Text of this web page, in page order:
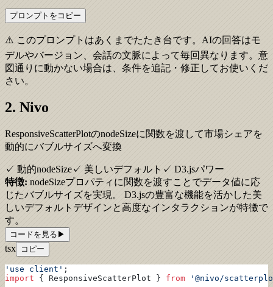
プロンプトをコピー
⚠️ このプロンプトはあくまでたたき台です。AIの回答はモ
デルやバージョン、会話の文脈によって毎回異なります。意
図通りに動かない場合は、条件を追記・修正してお使いくだ
さい。
2. Nivo
ResponsiveScatterPlotのnodeSizeに関数を渡して市場シェアを
動的にバブルサイズへ変換
✓ 動的nodeSize✓ 美しいデフォルト ✓ D3.jsパワー
特徴: nodeSizeプロパティに関数を渡すことでデータ値に応
じたバブルサイズを実現。 D3.jsの豊富な機能を活かした美
しいデフォルトデザインと高度なインタラクションが特徴で
す。
コードを見る ▶
tsx コピー
'use client' ;
import { ResponsiveScatterPlot } from '@nivo/